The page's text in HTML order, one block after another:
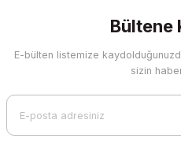
Görüş ve önerileriniz için
Ürün resmi kalitesiz, bozuk
Bültene
E-bülten listemize
sizin